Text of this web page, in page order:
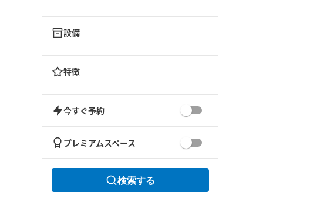
設備
特徴
今すぐ予約
プレミアムスペース
検索する